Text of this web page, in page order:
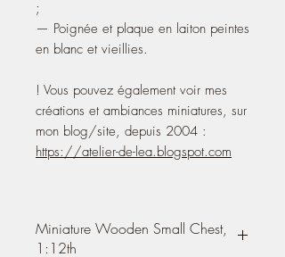
;
— Poignée et plaque en laiton peintes
en blanc et vieillies.
! Vous pouvez également voir mes
créations et ambiances miniatures, sur
mon blog/site, depuis 2004 :
https://atelier-de-lea.blogspot.com
Miniature Wooden Small Chest,
1:12th